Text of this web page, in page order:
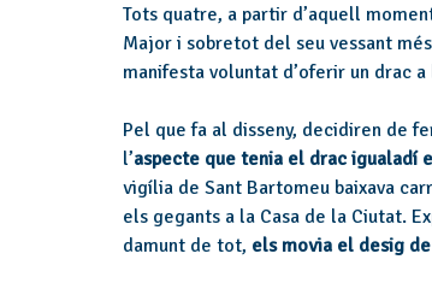
Tots quatre, a partir d’aquell
Major i sobretot del seu vessant
manifesta voluntat d’oferir un drac
Pel que fa al disseny, decidiren de
l’aspecte que tenia el drac igualadí
vigília de Sant Bartomeu baixava
els gegants a la Casa de la Ciutat.
damunt de tot, els movia el desig